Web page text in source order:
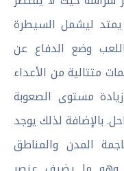
ليشمل السيطرة
وضع الدفاع عن
متتالية من الأعداء
زيادة مستوى الصعوبة
بالإضافة لذلك يوجد
المدن والمناطق